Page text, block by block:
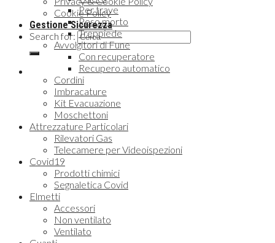
Cookie Policy
Gestione Sicurezza
Search for:
Per trave
Peso morto
Treppiede
Avvolgitori di Fune
Con recuperatore
Recupero automatico
Cordini
Imbracature
Kit Evacuazione
Moschettoni
Attrezzature Particolari
Rilevatori Gas
Telecamere per Videoispezioni
Covid19
Prodotti chimici
Segnaletica Covid
Elmetti
Accessori
Non ventilato
Ventilato